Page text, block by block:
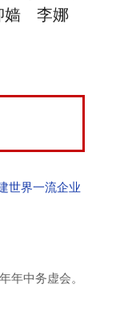
嫱 李娜
世界一流企业
中务虚会。